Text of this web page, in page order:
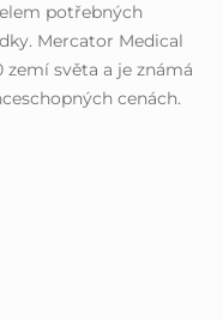
potřebných
Mercator Medical
světa a je známá
cenách.